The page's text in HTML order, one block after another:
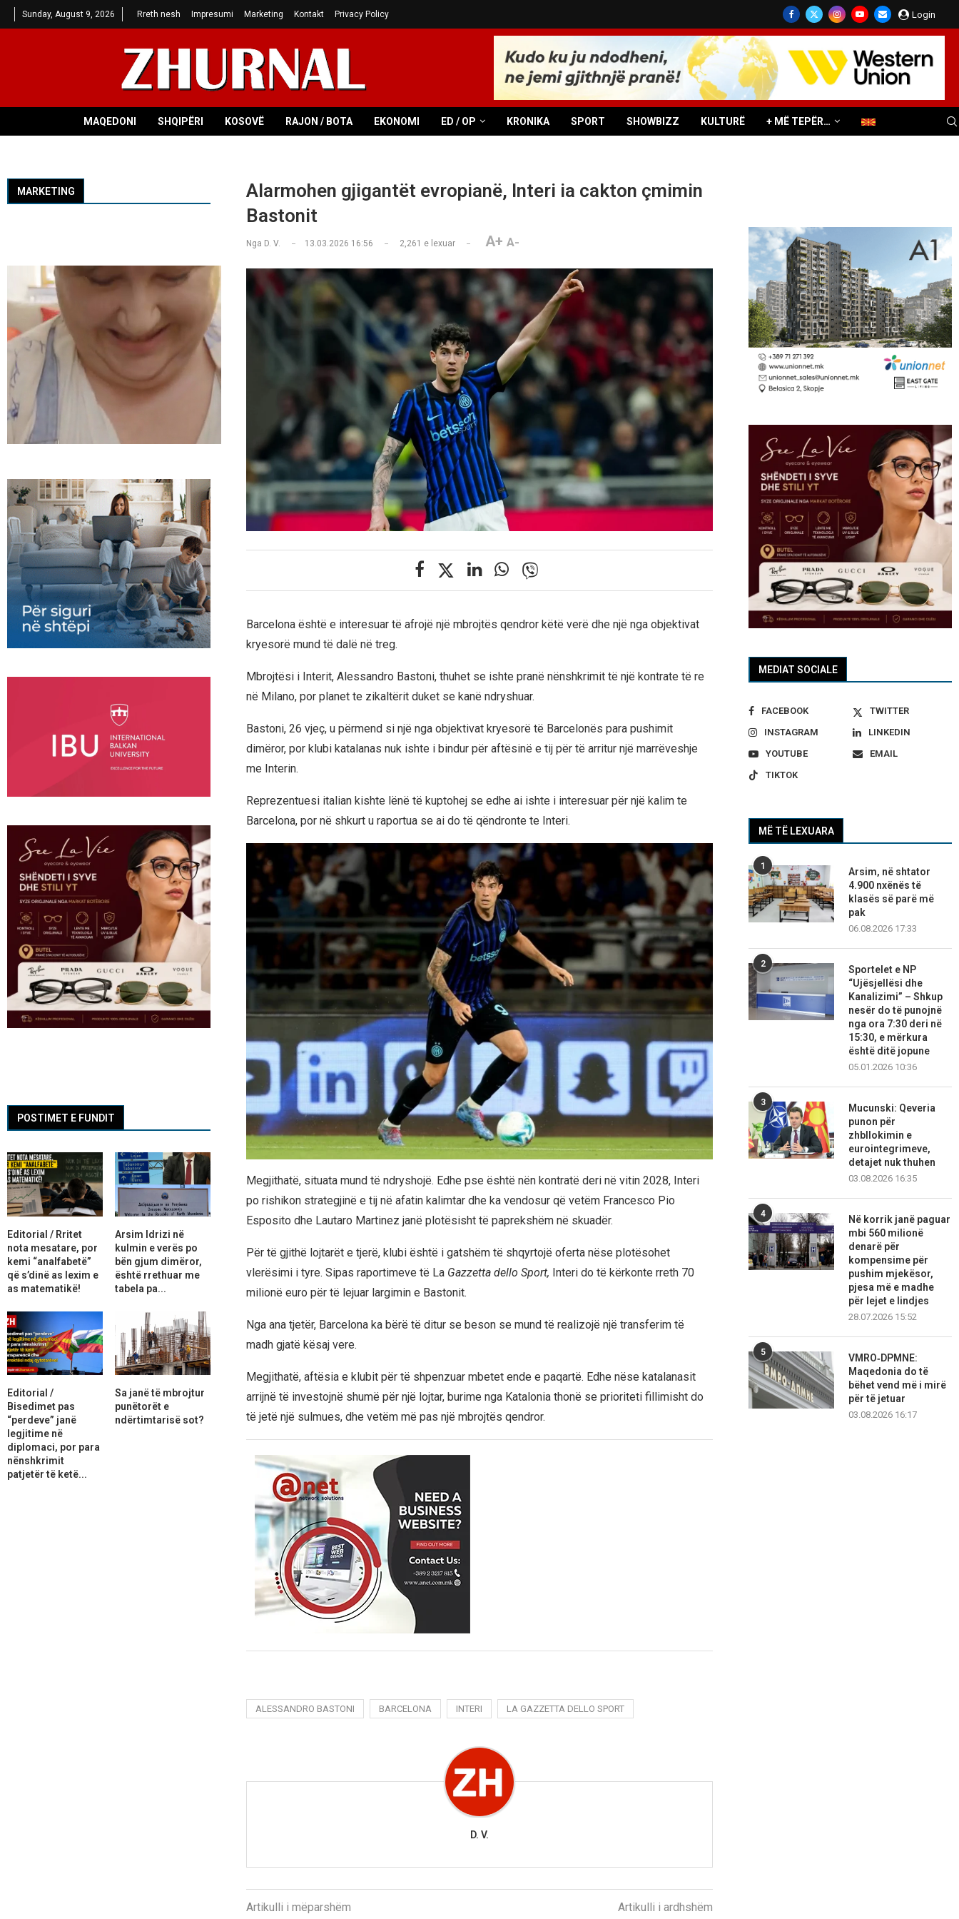
Sunday, August 9, 2026 Rreth nesh Impresumi Marketing Kontakt Privacy Policy Login
MAQEDONI SHQIPËRI KOSOVË RAJON / BOTA EKONOMI ED / OP KRONIKA SPORT SHOWBIZZ KULTURË + MË TEPËR…
Alarmohen gjigantët evropianë, Interi ia cakton çmimin
Bastonit
Nga D. V. 13.03.2026 16:56 2,261 e lexuar A+ A-
Barcelona është e interesuar të afrojë një mbrojtës qendror këtë verë dhe një nga objektivat
kryesorë mund të dalë në treg.
Mbrojtësi i Interit, Alessandro Bastoni, thuhet se ishte pranë nënshkrimit të një kontrate të re
në Milano, por planet te zikaltërit duket se kanë ndryshuar.
Bastoni, 26 vjeç, u përmend si një nga objektivat kryesorë të Barcelonës para pushimit
dimëror, por klubi katalanas nuk ishte i bindur për aftësinë e tij për të arritur një marrëveshje
me Interin.
Reprezentuesi italian kishte lënë të kuptohej se edhe ai ishte i interesuar për një kalim te
Barcelona, por në shkurt u raportua se ai do të qëndronte te Interi.
Megjithatë, situata mund të ndryshojë. Edhe pse është nën kontratë deri në vitin 2028, Interi
po rishikon strategjinë e tij në afatin kalimtar dhe ka vendosur që vetëm Francesco Pio
Esposito dhe Lautaro Martinez janë plotësisht të paprekshëm në skuadër.
Për të gjithë lojtarët e tjerë, klubi është i gatshëm të shqyrtojë oferta nëse plotësohet
vlerësimi i tyre. Sipas raportimeve të La Gazzetta dello Sport, Interi do të kërkonte rreth 70
milionë euro për të lejuar largimin e Bastonit.
Nga ana tjetër, Barcelona ka bërë të ditur se beson se mund të realizojë një transferim të
madh gjatë kësaj vere.
Megjithatë, aftësia e klubit për të shpenzuar mbetet ende e paqartë. Edhe nëse katalanasit
arrijnë të investojnë shumë për një lojtar, burime nga Katalonia thonë se prioriteti fillimisht do
të jetë një sulmues, dhe vetëm më pas një mbrojtës qendror.
ALESSANDRO BASTONI BARCELONA INTERI LA GAZZETTA DELLO SPORT
D. V.
Artikulli i mëparshëm Artikulli i ardhshëm
MEDIAT SOCIALE
FACEBOOK
TWITTER
INSTAGRAM
LINKEDIN
YOUTUBE
EMAIL
TIKTOK
MË TË LEXUARA
1
Arsim, në shtator
4.900 nxënës të
klasës së parë më
pak
06.08.2026 17:33
2
Sportelet e NP
“Ujësjellësi dhe
Kanalizimi” – Shkup
nesër do të punojnë
nga ora 7:30 deri në
15:30, e mërkura
është ditë jopune
05.01.2026 10:36
3
Mucunski: Qeveria
punon për
zhbllokimin e
eurointegrimeve,
detajet nuk thuhen
03.08.2026 16:35
4
Në korrik janë paguar
mbi 560 milionë
denarë për
kompensime për
pushim mjekësor,
pjesa më e madhe
për lejet e lindjes
28.07.2026 15:52
5
VMRO‑DPMNE:
Maqedonia do të
bëhet vend më i mirë
për të jetuar
03.08.2026 16:17
MARKETING
POSTIMET E FUNDIT
Editorial / Rritet
nota mesatare, por
kemi “analfabetë”
që s’dinë as lexim e
as matematikë!
Arsim Idrizi në
kulmin e verës po
bën gjum dimëror,
është rrethuar me
tabela pa...
Editorial /
Bisedimet pas
“perdeve” janë
legjitime në
diplomaci, por para
nënshkrimit
patjetër të ketë...
Sa janë të mbrojtur
punëtorët e
ndërtimtarisë sot?